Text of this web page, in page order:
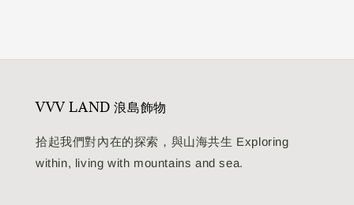
VVV LAND 浪島飾物
拾起我們對內在的探索，與山海共生 Exploring
within, living with mountains and sea.